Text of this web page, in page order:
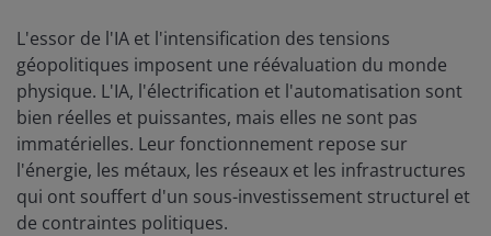
L'essor de l'IA et l'intensification des tensions
géopolitiques imposent une réévaluation du monde
physique. L'IA, l'électrification et l'automatisation sont
bien réelles et puissantes, mais elles ne sont pas
immatérielles. Leur fonctionnement repose sur
l'énergie, les métaux, les réseaux et les infrastructures
qui ont souffert d'un sous-investissement structurel et
de contraintes politiques.